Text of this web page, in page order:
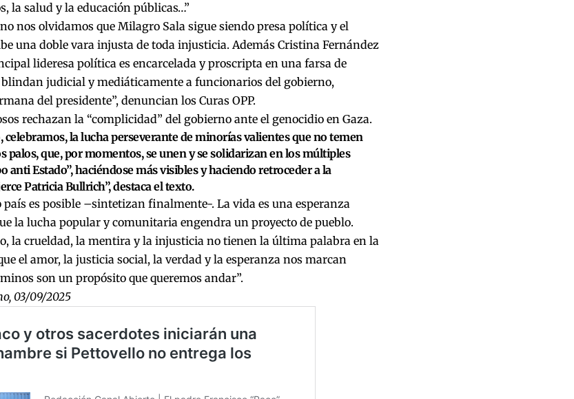
la salud y la educación públicas…”
nos olvidamos que Milagro Sala sigue siendo presa política y el
una doble vara injusta de toda injusticia. Además Cristina Fernández
lideresa política es encarcelada y proscripta en una farsa de
judicial y mediáticamente a funcionarios del gobierno,
del presidente”, denuncian los Curas OPP.
rechazan la “complicidad” del gobierno ante el genocidio en Gaza.
celebramos, la lucha perseverante de minorías valientes que no temen
palos, que, por momentos, se unen y se solidarizan en los múltiples
anti Estado”, haciéndose más visibles y haciendo retroceder a la
Patricia Bullrich”, destaca el texto.
país es posible –sintetizan finalmente-. La vida es una esperanza
la lucha popular y comunitaria engendra un proyecto de pueblo.
la crueldad, la mentira y la injusticia no tienen la última palabra en la
el amor, la justicia social, la verdad y la esperanza nos marcan
son un propósito que queremos andar”.
03/09/2025